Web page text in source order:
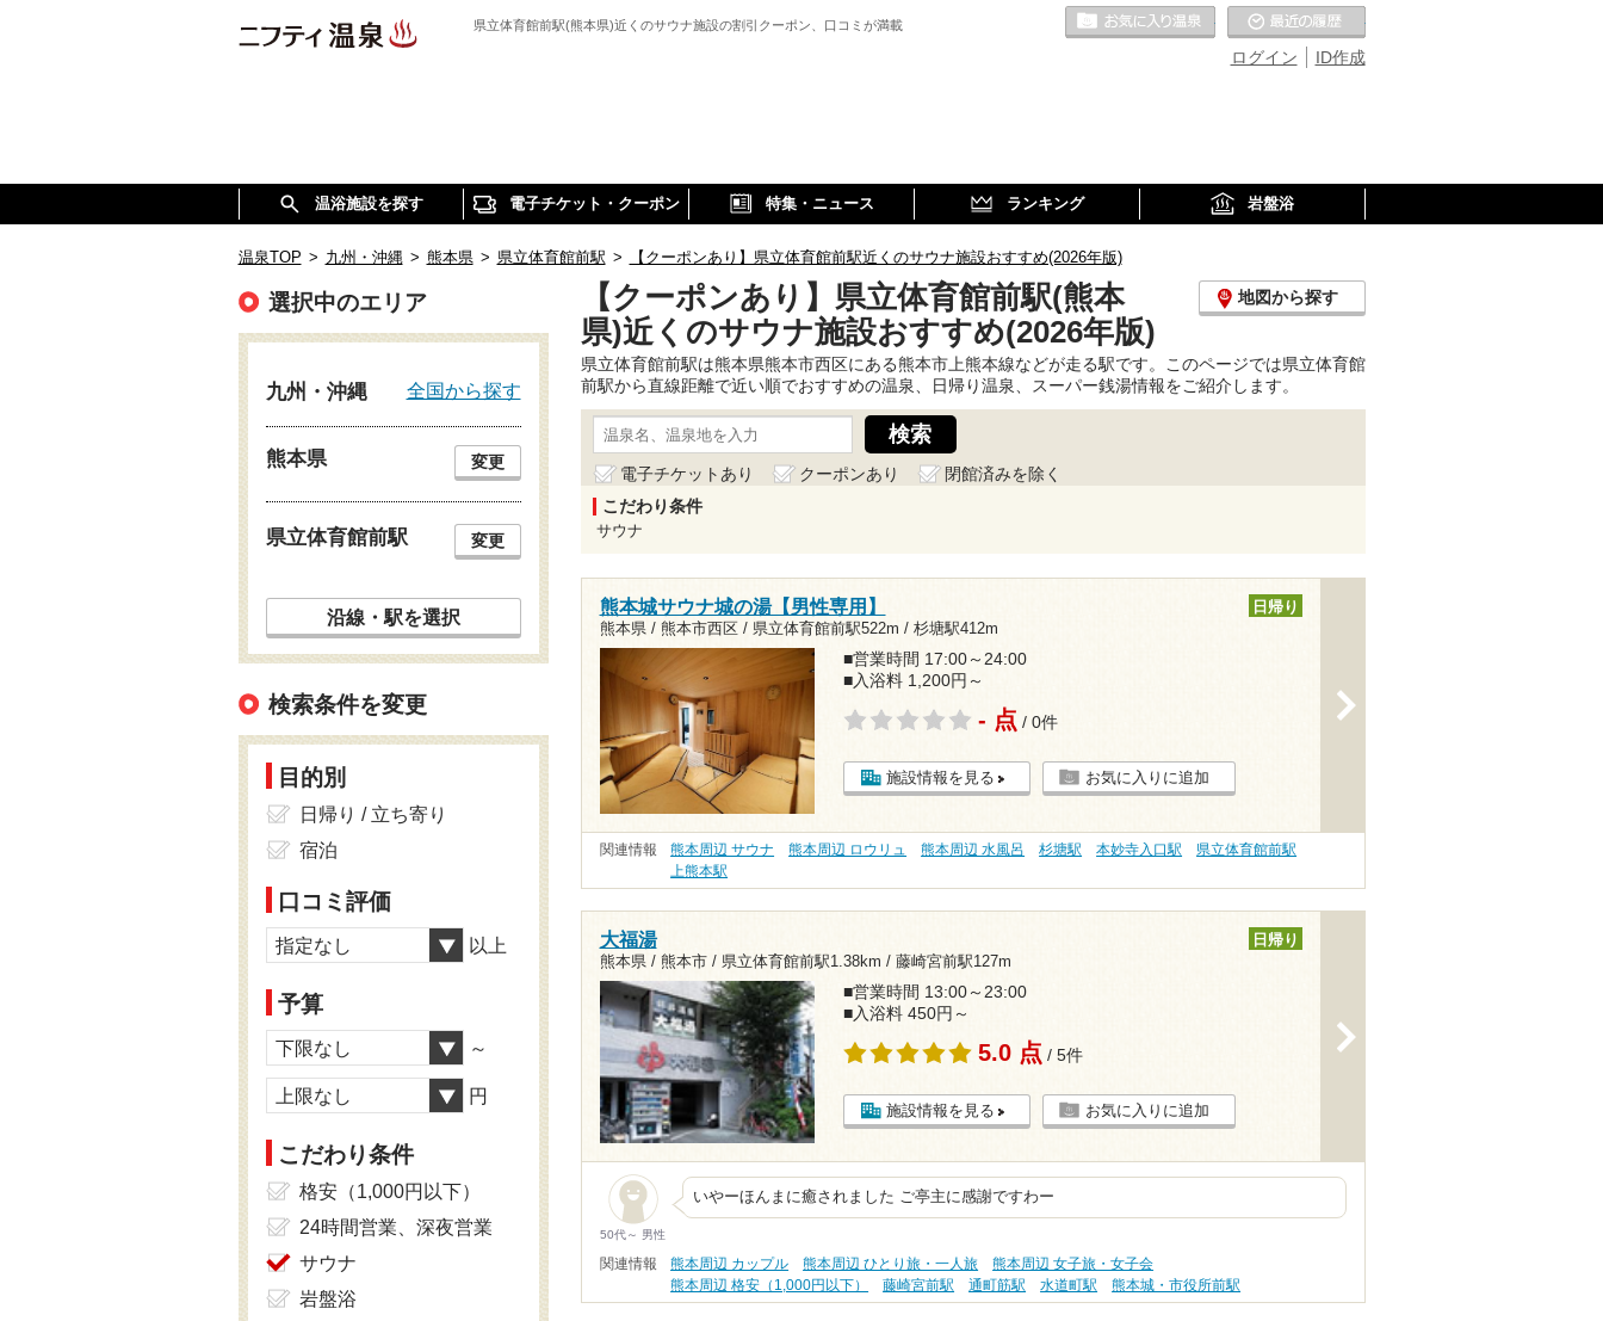
県立体育館前駅(熊本県)近くのサウナ施設の割引クーポン、口コミが満載
ID作成
ログイン
お気に入りの温泉
温浴施設を探す 電子チケット・クーポン 特集・ニュース ランキング 岩盤浴
温泉TOP > 九州・沖縄 > 熊本県 > 県立体育館前駅 > 【クーポンあり】県立体育館前駅近くのサウナ施設おすすめ(2026年版)
【クーポンあり】県立体育館前駅(熊本
県)近くのサウナ施設おすすめ(2026年版)
地図から探す
県立体育館前駅は熊本県熊本市西区にある熊本市上熊本線などが走る駅です。このページでは県立体育館
前駅から直線距離で近い順でおすすめの温泉、日帰り温泉、スーパー銭湯情報をご紹介します。
電子チケットあり クーポンあり
閉館済みを除く
こだわり条件
サウナ
熊本城サウナ城の湯【男性専用】
熊本県 / 熊本市西区 / 県立体育館前駅522m / 杉塘駅412m
日帰り
■営業時間 17:00～24:00
■入浴料 1,200円～
- 点 / 0件
施設情報を見る お気に入りに追加
関連情報 熊本周辺 サウナ 熊本周辺 ロウリュ 熊本周辺 水風呂 杉塘駅 本妙寺入口駅
県立体育館前駅
上熊本駅
大福湯
熊本県 / 熊本市 / 県立体育館前駅1.38km / 藤崎宮前駅127m
日帰り
■営業時間 13:00～23:00
■入浴料 450円～
5.0 点 / 5件
施設情報を見る お気に入りに追加
50代～ 男性
いやーほんまに癒されました ご亭主に感謝ですわー
関連情報 熊本周辺 カップル 熊本周辺 ひとり旅・一人旅
熊本周辺 女子旅・女子会
熊本周辺 格安（1,000円以下）
藤崎宮前駅 通町筋駅 水道町駅 熊本城・市役所前駅
選択中のエリア
九州・沖縄 全国から探す
熊本県 変更
県立体育館前駅 変更
沿線・駅を選択
検索条件を変更
目的別
日帰り / 立ち寄り
宿泊
口コミ評価
指定なし 以上
予算
下限なし ～
上限なし 円
こだわり条件
格安（1,000円以下）
24時間営業、深夜営業
サウナ
岩盤浴